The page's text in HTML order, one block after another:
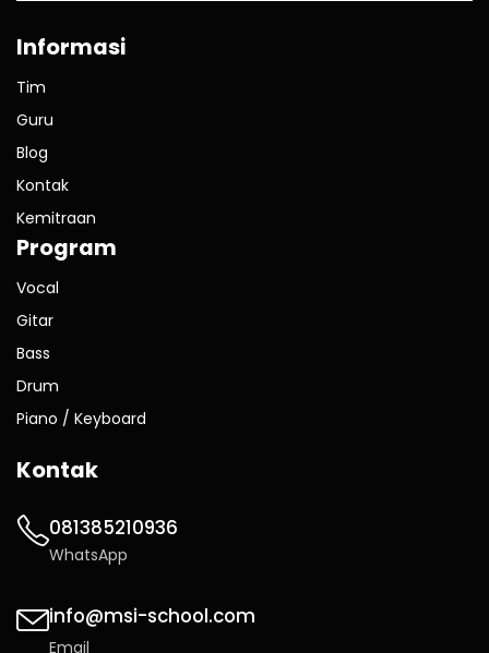
Informasi
Tim
Guru
Blog
Kontak
Kemitraan
Program
Vocal
Gitar
Bass
Drum
Piano / Keyboard
Kontak
081385210936
WhatsApp
info@msi-school.com
Email